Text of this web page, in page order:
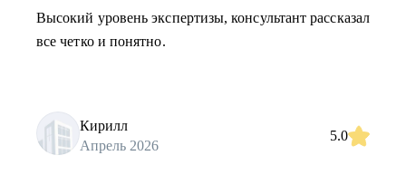
Высокий уровень экспертизы, консультант рассказал
все четко и понятно.
Кирилл
Апрель 2026
5.0